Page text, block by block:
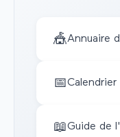
🎪Annuaire
📅
📖Guide de